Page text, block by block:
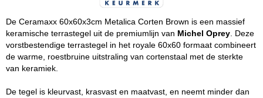
De Ceramaxx 60x60x3cm Metalica Corten Brown is een massief
keramische terrastegel uit de premiumlijn van Michel Oprey . Deze
vorstbestendige terrastegel in het royale 60x60 formaat combineert
de warme, roestbruine uitstraling van cortenstaal met de sterkte
van keramiek.
De tegel is kleurvast, krasvast en maatvast, en neemt minder dan